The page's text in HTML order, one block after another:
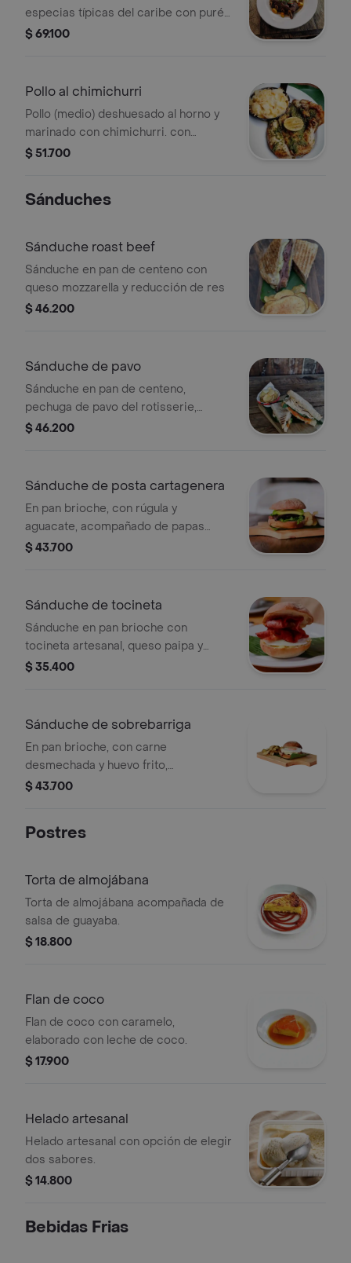
especias típicas del caribe con puré
de yuca y platanitos.
$ 69.100
Pollo al chimichurri
Pollo (medio) deshuesado al horno y
marinado con chimichurri. con
acompañamiento a elección
$ 51.700
Sánduches
Sánduche roast beef
Sánduche en pan de centeno con
queso mozzarella y reducción de res
$ 46.200
Sánduche de pavo
Sánduche en pan de centeno,
pechuga de pavo del rotisserie,
tomate asado, rúgula y mostaza.
$ 46.200
Sánduche de posta cartagenera
En pan brioche, con rúgula y
aguacate, acompañado de papas
chips.
$ 43.700
Sánduche de tocineta
Sánduche en pan brioche con
tocineta artesanal, queso paipa y
huevo frito.
$ 35.400
Sánduche de sobrebarriga
En pan brioche, con carne
desmechada y huevo frito,
acompañado de papas chips.
$ 43.700
Postres
Torta de almojábana
Torta de almojábana acompañada de
salsa de guayaba.
$ 18.800
Flan de coco
Flan de coco con caramelo,
elaborado con leche de coco.
$ 17.900
Helado artesanal
Helado artesanal con opción de elegir
dos sabores.
$ 14.800
Bebidas Frias